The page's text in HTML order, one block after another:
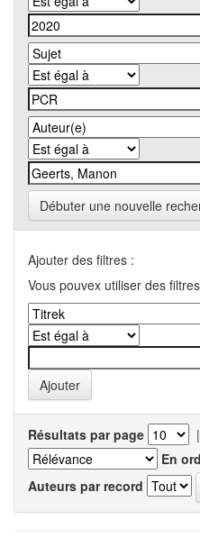
Débuter une nouvelle
Ajouter des filtres :
Vous pouvex utiliser des
Résultats par page |
En
Auteurs par record